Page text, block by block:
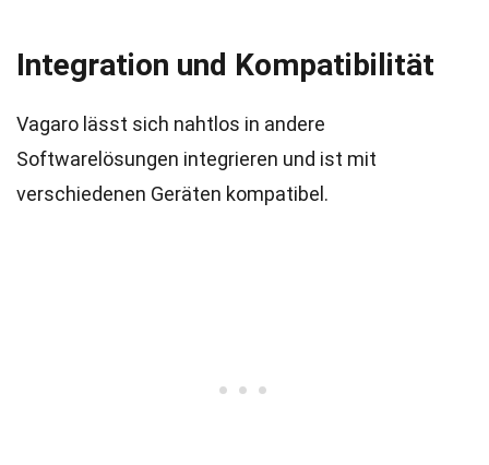
Integration und Kompatibilität
Vagaro lässt sich nahtlos in andere
Softwarelösungen integrieren und ist mit
verschiedenen Geräten kompatibel.